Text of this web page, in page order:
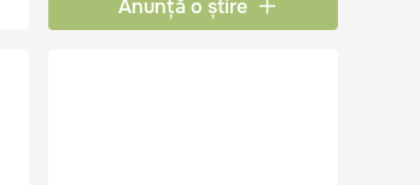
Anunță o știre